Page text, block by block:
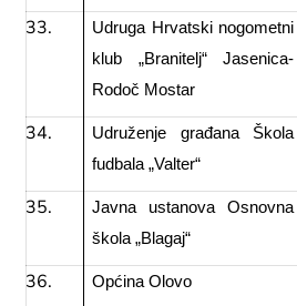
Udruga Hrvatski nogometni
klub „Branitelj“ Jasenica-
Rodoč Mostar
Udruženje građana Škola
fudbala „Valter“
Javna ustanova Osnovna
škola „Blagaj“
Općina Olovo